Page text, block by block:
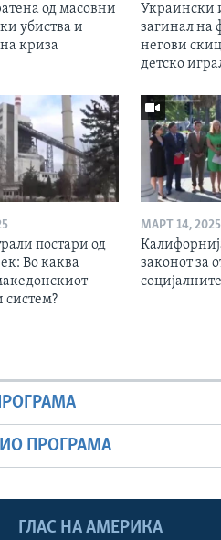
од масовни
убиства и
криза
Украински
загинал на
негови
детско
постари од
Во каква
систем?
МАРТ 14, 2025
законот за
ПРОГРАМА
ГЛАС НА АМЕРИКА